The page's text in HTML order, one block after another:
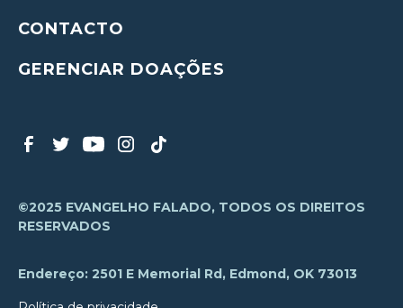
CONTACTO
GERENCIAR DOAÇÕES
©2025 EVANGELHO FALADO, TODOS OS DIREITOS
RESERVADOS
Endereço: 2501 E Memorial Rd, Edmond, OK 73013